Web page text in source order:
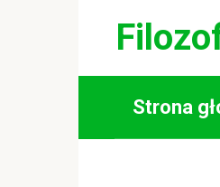
Strona